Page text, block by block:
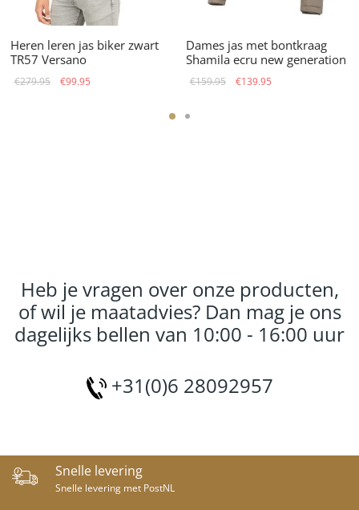
Heren leren jas biker zwart
TR57 Versano
€279.95
Oorspronkelijke
€99.95
Dames jas met bontkraag
Shamila ecru new generation
€159.95
Oorspronkelijke
€139.95
Heb je vragen over onze producten,
of wil je maatadvies? Dan mag je ons
dagelijks bellen van 10:00 - 16:00 uur
+31(0)6 28092957
Snelle levering
Snelle levering met PostNL